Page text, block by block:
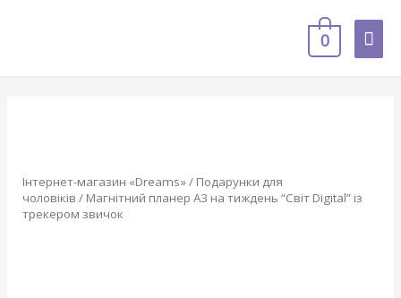
0
Інтернет-магазин «Dreams»/ Подарунки для
чоловіків / Магнітний планер А3 на тиждень “Світ Digital” із
трекером звичок